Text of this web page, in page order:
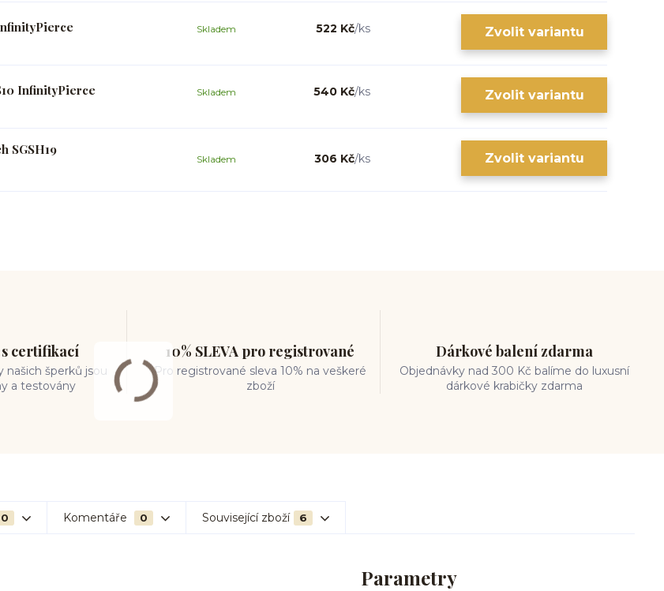
522 Kč/ks
Skladem Zvolit variantu
InfinityPierce 540 Kč/ks
Skladem Zvolit variantu
SGSH19
306 Kč/ks
Skladem Zvolit variantu
certifikací
našich šperků jsou
a testovány
10% SLEVA pro registrované
Pro registrované sleva 10% na veškeré
zboží
Dárkové balení zdarma
Objednávky nad 300 Kč balíme do luxusní
dárkové krabičky zdarma
0 Komentáře 0 Související zboží 6
Parametry